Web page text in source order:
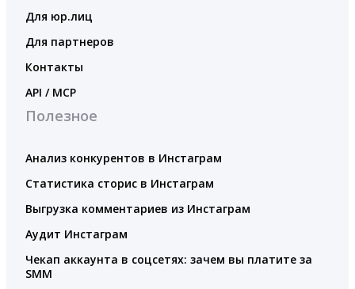
Для юр.лиц
Для партнеров
Контакты
API / MCP
Полезное
Анализ конкурентов в Инстаграм
Статистика сторис в Инстаграм
Выгрузка комментариев из Инстаграм
Аудит Инстаграм
Чекап аккаунта в соцсетях: зачем вы платите за
SMM